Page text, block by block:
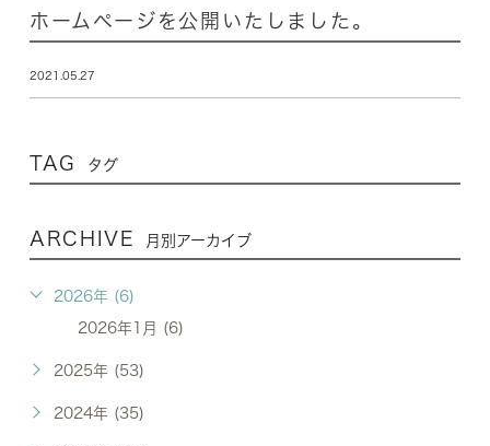
ホームページを公開いたしました。
2021.05.27
TAG タグ
ARCHIVE 月別アーカイブ
2026年 (6)
2026年1月 (6)
2025年 (53)
2024年 (35)